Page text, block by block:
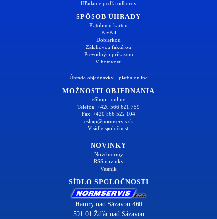
Hľadanie podľa odborov
SPÔSOB ÚHRADY
Platobnou kartou
PayPal
Dobierkou
Zálohovou faktúrou
Prevodným príkazom
V hotovosti
Úhrada objednávky - platba online
MOŽNOSTI OBJEDNANIA
eShop - online
Telefón: +420 566 621 759
Fax: +420 566 522 104
eshop@normservis.sk
V sídle spoločnosti
NOVINKY
Nové normy
RSS novinky
Vestník
SÍDLO SPOLOČNOSTI
Hamry nad Sázavou 460
591 01 Žďár nad Sázavou